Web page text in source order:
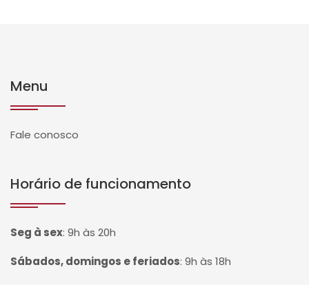
Menu
Fale conosco
Horário de funcionamento
Seg à sex: 9h às 20h
Sábados, domingos e feriados: 9h às 18h